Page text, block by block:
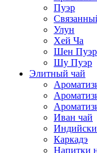
Пуэр
Улун
Хей Ча
Шен Пуэр
Шу Пуэр
Элитный чай
Иван чай
Каркадэ
Напитки